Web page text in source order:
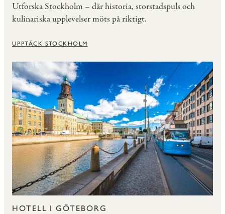
Utforska Stockholm – där historia, storstadspuls och
kulinariska upplevelser möts på riktigt.
UPPTÄCK STOCKHOLM
HOTELL I GÖTEBORG